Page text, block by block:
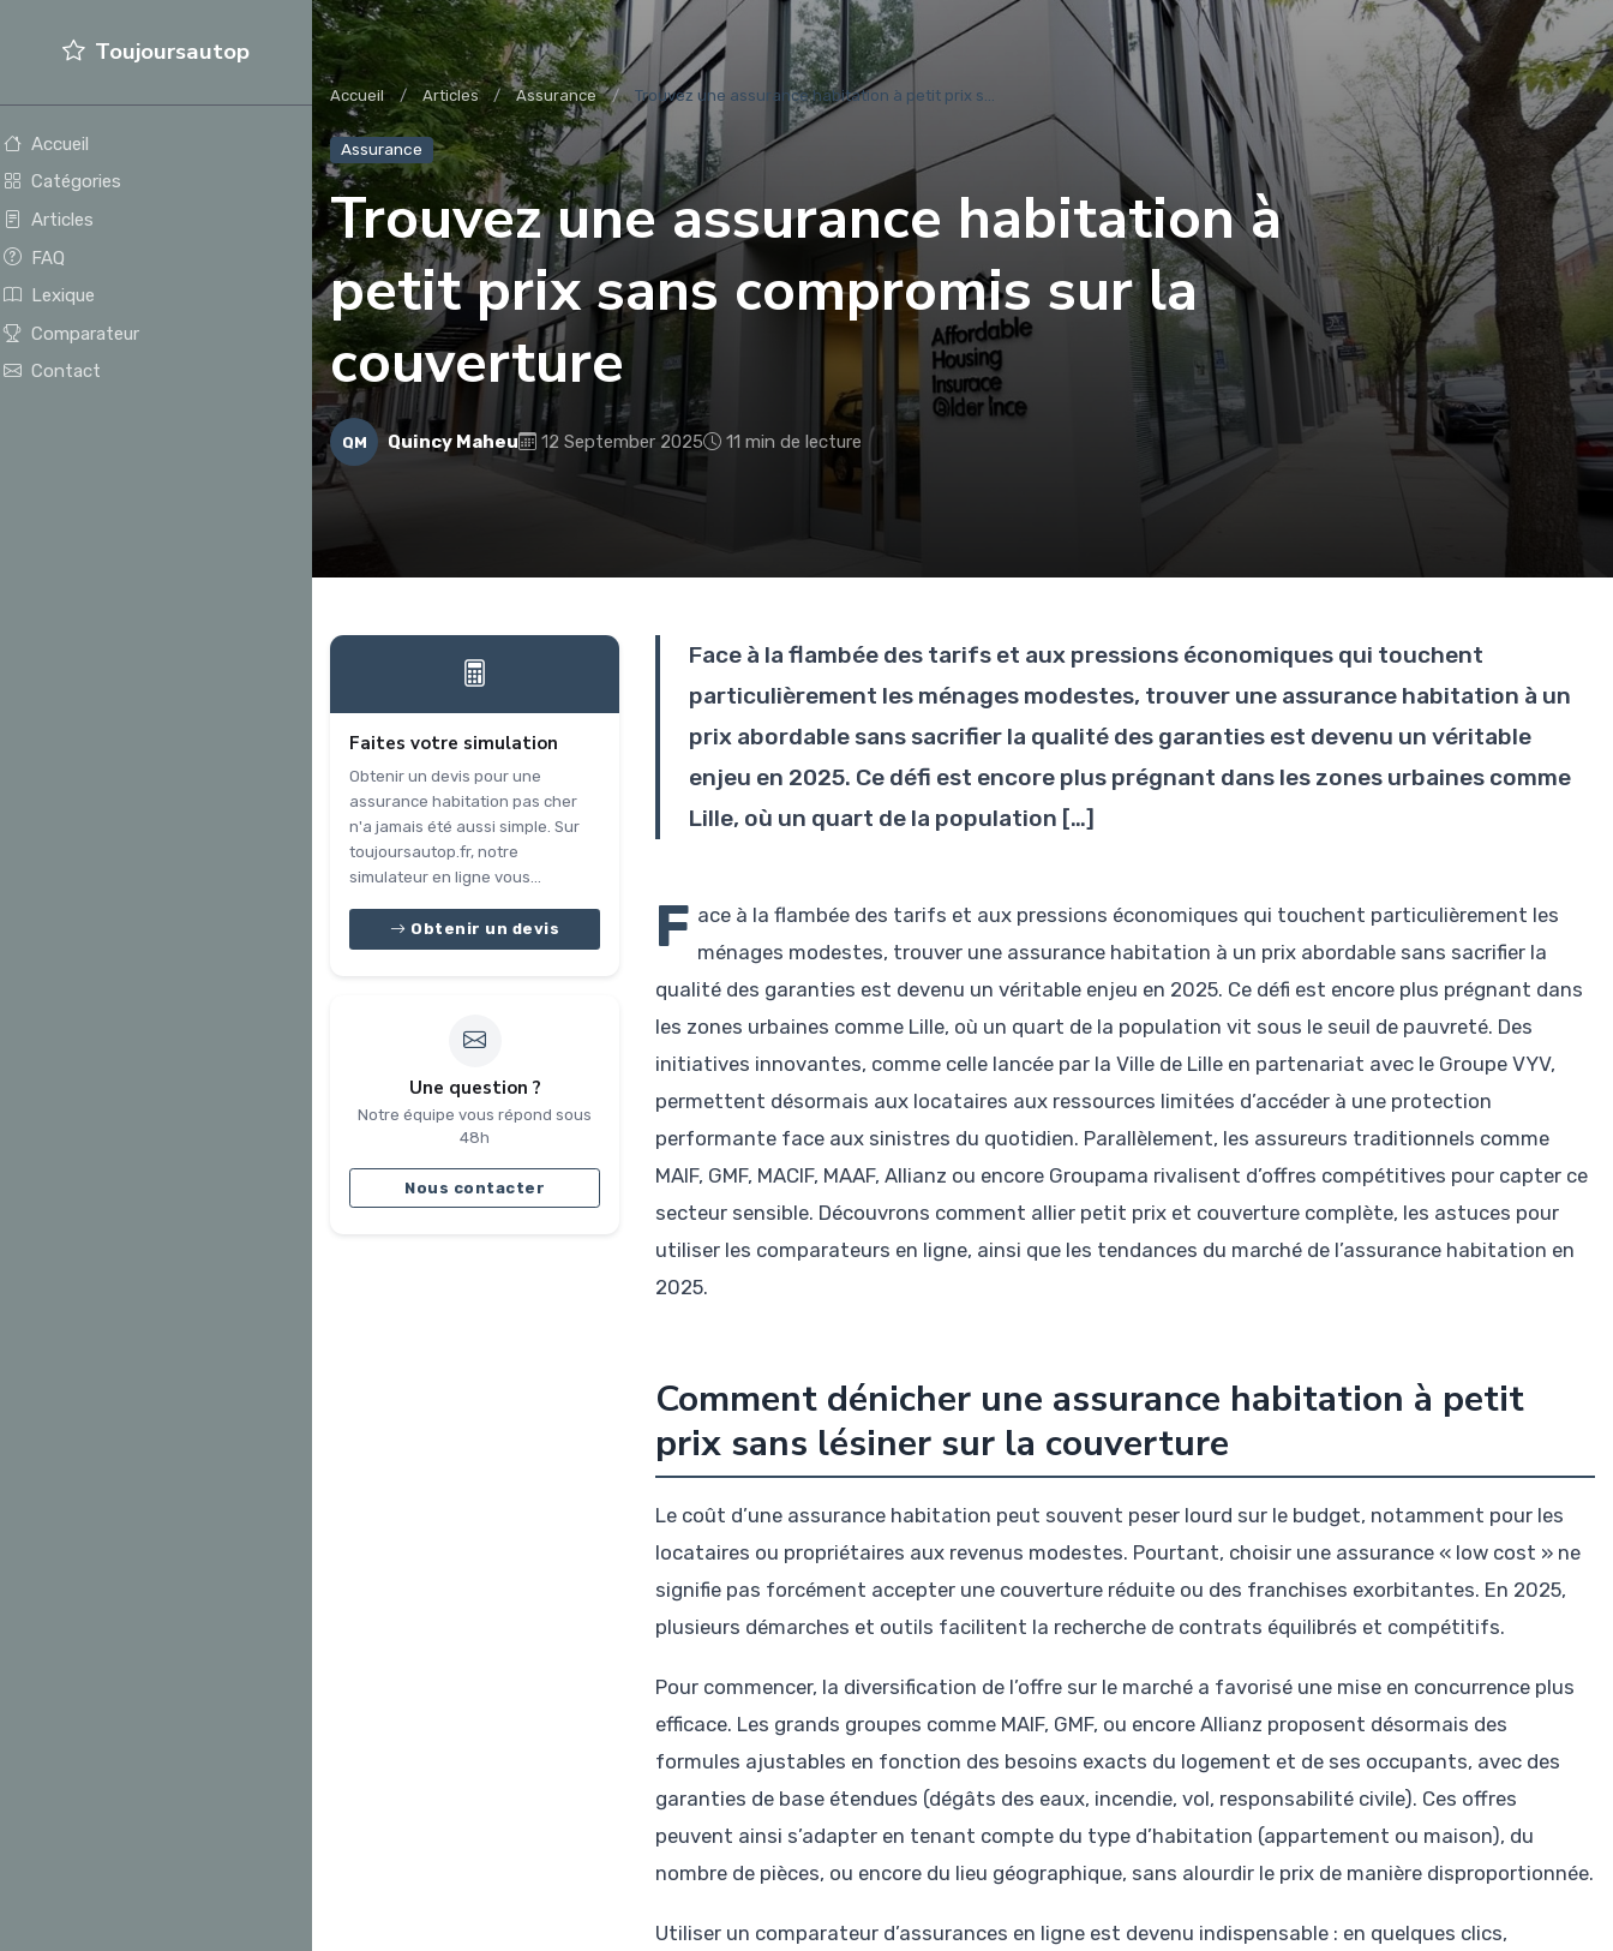
Toujoursautop
Accueil
Catégories
Articles
FAQ
Lexique
Comparateur
Contact
Accueil Articles Assurance Trouvez une assurance habitation à petit prix s...
Assurance
Trouvez une assurance habitation à
petit prix sans compromis sur la
couverture
QM Quincy Maheu 12 September 2025 11 min de lecture
Faites votre simulation
Obtenir un devis pour une
assurance habitation pas cher
n'a jamais été aussi simple. Sur
toujoursautop.fr, notre
simulateur en ligne vous...
Obtenir un devis
Une question ?
Notre équipe vous répond sous
48h
Nous contacter
Face à la flambée des tarifs et aux pressions économiques qui touchent
particulièrement les ménages modestes, trouver une assurance habitation à un
prix abordable sans sacrifier la qualité des garanties est devenu un véritable
enjeu en 2025. Ce défi est encore plus prégnant dans les zones urbaines comme
Lille, où un quart de la population […]
F ace à la flambée des tarifs et aux pressions économiques qui touchent particulièrement les
ménages modestes, trouver une assurance habitation à un prix abordable sans sacrifier la
qualité des garanties est devenu un véritable enjeu en 2025. Ce défi est encore plus prégnant dans
les zones urbaines comme Lille, où un quart de la population vit sous le seuil de pauvreté. Des
initiatives innovantes, comme celle lancée par la Ville de Lille en partenariat avec le Groupe VYV,
permettent désormais aux locataires aux ressources limitées d’accéder à une protection
performante face aux sinistres du quotidien. Parallèlement, les assureurs traditionnels comme
MAIF, GMF, MACIF, MAAF, Allianz ou encore Groupama rivalisent d’offres compétitives pour capter ce
secteur sensible. Découvrons comment allier petit prix et couverture complète, les astuces pour
utiliser les comparateurs en ligne, ainsi que les tendances du marché de l’assurance habitation en
2025.
Comment dénicher une assurance habitation à petit
prix sans lésiner sur la couverture
Le coût d’une assurance habitation peut souvent peser lourd sur le budget, notamment pour les
locataires ou propriétaires aux revenus modestes. Pourtant, choisir une assurance « low cost » ne
signifie pas forcément accepter une couverture réduite ou des franchises exorbitantes. En 2025,
plusieurs démarches et outils facilitent la recherche de contrats équilibrés et compétitifs.
Pour commencer, la diversification de l’offre sur le marché a favorisé une mise en concurrence plus
efficace. Les grands groupes comme MAIF, GMF, ou encore Allianz proposent désormais des
formules ajustables en fonction des besoins exacts du logement et de ses occupants, avec des
garanties de base étendues (dégâts des eaux, incendie, vol, responsabilité civile). Ces offres
peuvent ainsi s’adapter en tenant compte du type d’habitation (appartement ou maison), du
nombre de pièces, ou encore du lieu géographique, sans alourdir le prix de manière disproportionnée.
Utiliser un comparateur d’assurances en ligne est devenu indispensable : en quelques clics,